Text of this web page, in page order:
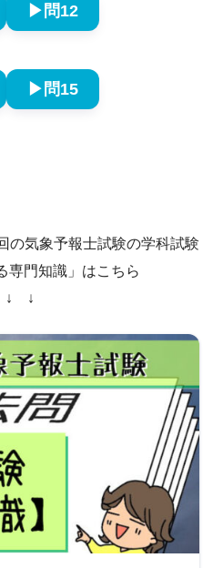
▶︎問12
▶︎問15
の気象予報士試験の学科試験
専門知識」はこちら
↓ ↓